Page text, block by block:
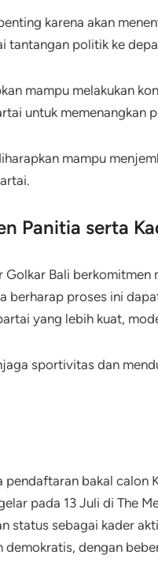
karena akan
tantangan politik ke
mampu melakukan
untuk memenangkan
mampu
Panitia serta
Bali berkomitmen
berharap proses ini
yang lebih kuat,
sportivitas dan
pendaftaran bakal calon
pada 13 Juli di The
status sebagai kader
demokratis, dengan